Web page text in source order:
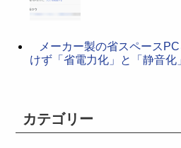
メーカー製の省スペース
けず「省電力化」と「静音化
カテゴリー